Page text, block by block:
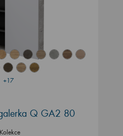
+17
Q GA2 80
Kolekce